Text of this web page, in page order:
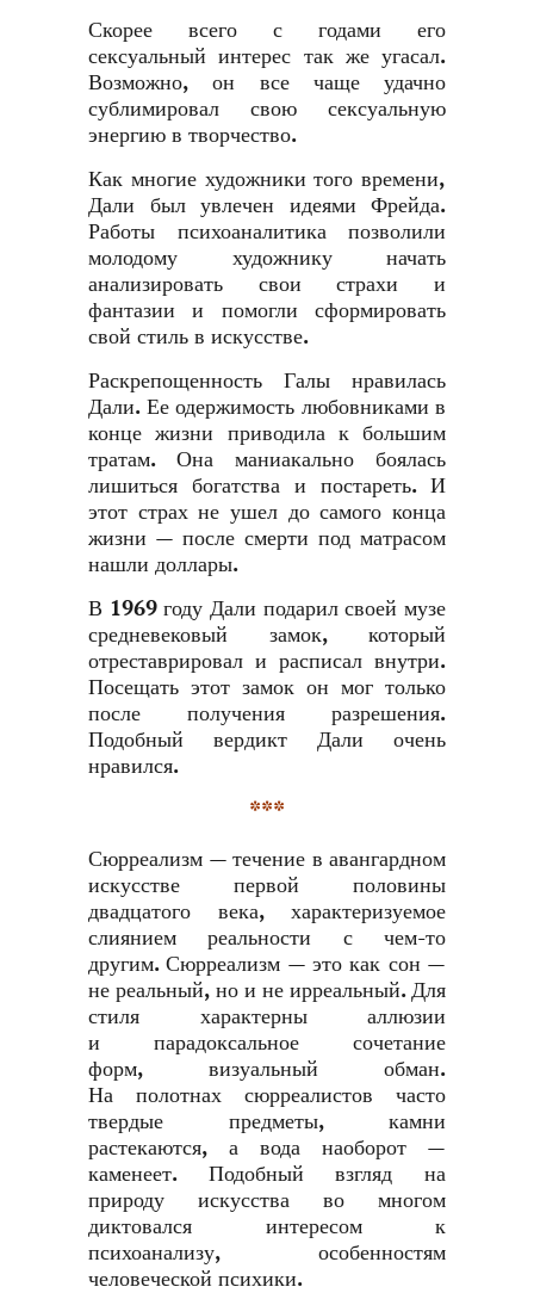
Скорее всего с годами его
сексуальный интерес так же угасал.
Возможно, он все чаще удачно
сублимировал свою сексуальную
энергию в творчество.
Как многие художники того времени,
Дали был увлечен идеями Фрейда.
Работы психоаналитика позволили
молодому художнику начать
анализировать свои страхи и
фантазии и помогли сформировать
свой стиль в искусстве.
Раскрепощенность Галы нравилась
Дали. Ее одержимость любовниками в
конце жизни приводила к большим
тратам. Она маниакально боялась
лишиться богатства и постареть. И
этот страх не ушел до самого конца
жизни — после смерти под матрасом
нашли доллары.
В 1969 году Дали подарил своей музе
средневековый замок, который
отреставрировал и расписал внутри.
Посещать этот замок он мог только
после получения разрешения.
Подобный вердикт Дали очень
нравился.
***
Сюрреализм — течение в авангардном
искусстве первой половины
двадцатого века, характеризуемое
слиянием реальности с чем-то
другим. Сюрреализм — это как сон —
не реальный, но и не ирреальный. Для
стиля характерны аллюзии
и парадоксальное сочетание
форм, визуальный обман.
На полотнах сюрреалистов часто
твердые предметы, камни
растекаются, а вода наоборот —
каменеет. Подобный взгляд на
природу искусства во многом
диктовался интересом к
психоанализу, особенностям
человеческой психики.